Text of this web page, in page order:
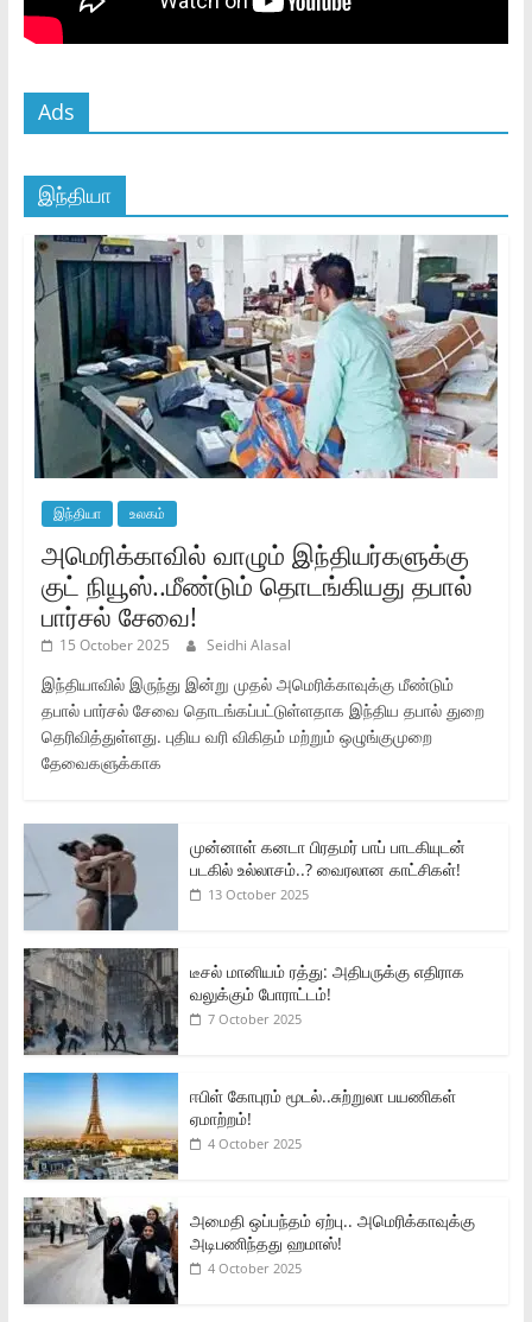
Ads
இந்தியா
இந்தியா உலகம்
அமெரிக்காவில் வாழும் இந்தியர்களுக்கு
குட் நியூஸ்..மீண்டும் தொடங்கியது தபால்
பார்சல் சேவை!
15 October 2025 Seidhi Alasal
இந்தியாவில் இருந்து இன்று முதல் அமெரிக்காவுக்கு மீண்டும்
தபால் பார்சல் சேவை தொடங்கப்பட்டுள்ளதாக இந்திய தபால் துறை
தெரிவித்துள்ளது. புதிய வரி விகிதம் மற்றும் ஒழுங்குமுறை
தேவைகளுக்காக
முன்னாள் கனடா பிரதமர் பாப் பாடகியுடன்
படகில் உல்லாசம்..? வைரலான காட்சிகள்!
13 October 2025
டீசல் மானியம் ரத்து: அதிபருக்கு எதிராக
வலுக்கும் போராட்டம்!
7 October 2025
ஈபிள் கோபுரம் மூடல்..சுற்றுலா பயணிகள்
ஏமாற்றம்!
4 October 2025
அமைதி ஒப்பந்தம் ஏற்பு.. அமெரிக்காவுக்கு
அடிபணிந்தது ஹமாஸ்!
4 October 2025